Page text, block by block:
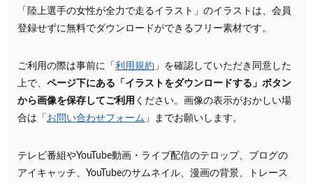
「陸上選手の女性が全力で走るイラスト」のイラストは、会員
登録せずに無料でダウンロードができるフリー素材です。
ご利用の際は事前に「 利用規約 」を確認していただき同意した
上で、 ページ下にある「イラストをダウンロードする」ボタン
から画像を保存してご利用 ください。画像の表示がおかしい場
合は「 お問い合わせフォーム 」までお願いします。
テレビ番組やYouTube動画・ライブ配信のテロップ、ブログの
アイキャッチ、YouTubeのサムネイル、漫画の背景、トレース